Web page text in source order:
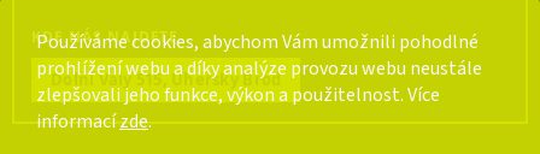
Používáme cookies, abychom Vám umožnili pohodlné
prohlížení webu a díky analýze provozu webu neustále
zlepšovali jeho funkce, výkon a použitelnost. Více
informacízde.
KDE NÁS NAJDETE
Dolní Valy 515, Uherský Brod